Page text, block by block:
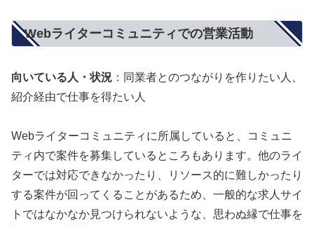
Webライターコミュニティでの営業活動
向いている人・状況 ：同業者とのつながりを作りたい人、
紹介経由で仕事を得たい人
Webライターコミュニティに所属していると、コミュニ
ティ内で案件を募集しているところもあります。他のライ
ターでは対応できなかったり、リソース的に難しかったり
する案件が回ってくることがあるため、一般的な求人サイ
トではなかなか見つけられないような、思わぬ縁で仕事を